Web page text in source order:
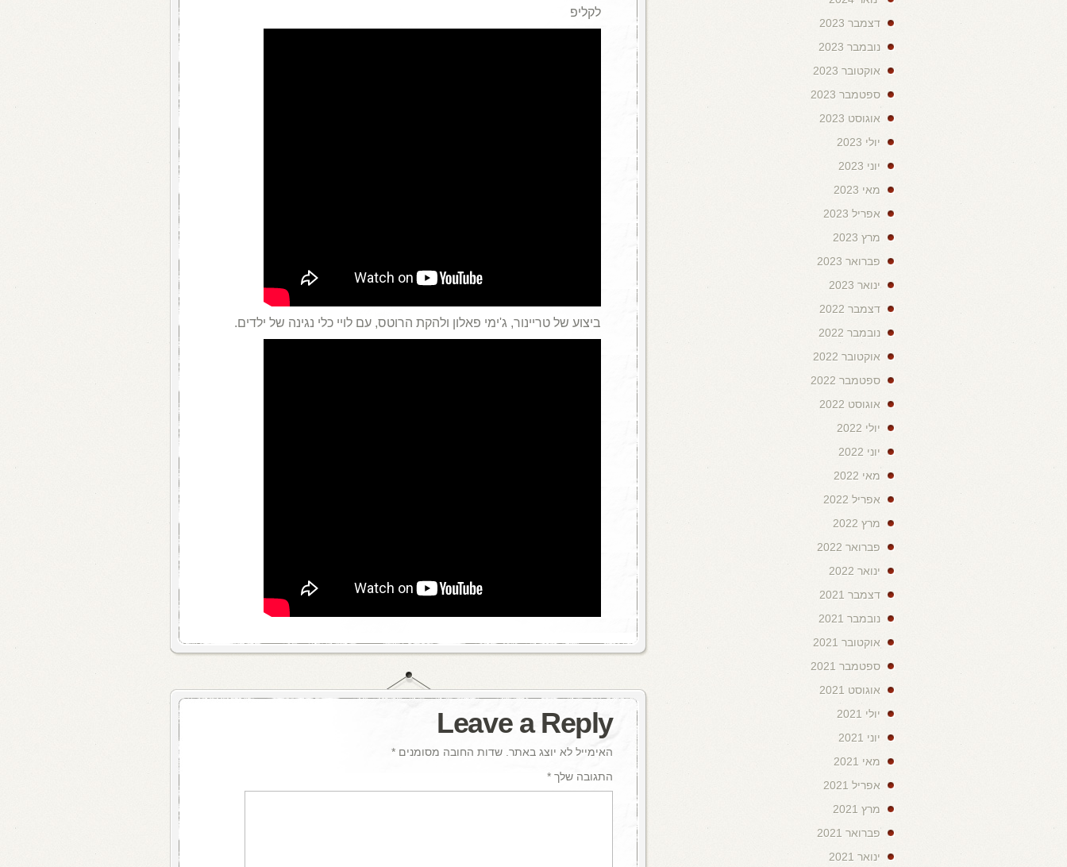
לקליפ
ביצוע של טריינור, ג'ימי פאלון ולהקת הרוטס, עם לויי כלי נגינה של ילדים.
Leave a Reply
האימייל לא יוצג באתר. שדות החובה מסומנים *
התגובה שלך *
דצמבר 2023
נובמבר 2023
אוקטובר 2023
ספטמבר 2023
אוגוסט 2023
יולי 2023
יוני 2023
מאי 2023
אפריל 2023
מרץ 2023
פברואר 2023
ינואר 2023
דצמבר 2022
נובמבר 2022
אוקטובר 2022
ספטמבר 2022
אוגוסט 2022
יולי 2022
יוני 2022
מאי 2022
אפריל 2022
מרץ 2022
פברואר 2022
ינואר 2022
דצמבר 2021
נובמבר 2021
אוקטובר 2021
ספטמבר 2021
אוגוסט 2021
יולי 2021
יוני 2021
מאי 2021
אפריל 2021
מרץ 2021
פברואר 2021
ינואר 2021